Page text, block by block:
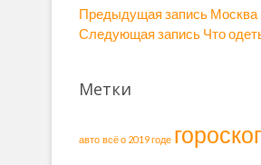
Н
а
в
и
г
Предыдущая запись П
р
у
Москва
Следующая запись С
ю
Что
Метки
авто всё о 2019 годе